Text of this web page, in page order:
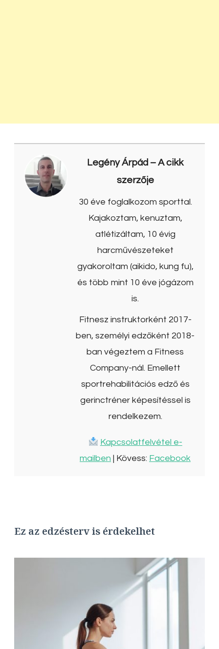
Legény Árpád – A cikk
szerzője
30 éve foglalkozom sporttal.
Kajakoztam, kenuztam,
atlétizáltam, 10 évig
harcművészeteket
gyakoroltam (aikido, kung fu),
és több mint 10 éve jógázom
is.
Fitnesz instruktorként 2017-
ben, személyi edzőként 2018-
ban végeztem a Fitness
Company-nál. Emellett
sportrehabilitációs edző és
gerinctréner képesítéssel is
rendelkezem.
Kapcsolatfelvétel e-
mailben | Kövess: Facebook
Ez az edzésterv is érdekelhet